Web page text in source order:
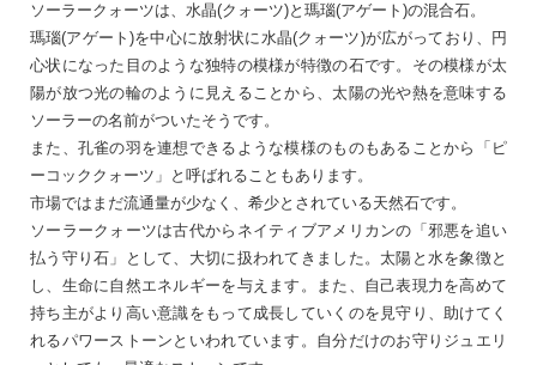
ソーラークォーツは、水晶(クォーツ)と瑪瑙(アゲート)の混合石。
瑪瑙(アゲート)を中心に放射状に水晶(クォーツ)が広がっており、円
心状になった目のような独特の模様が特徴の石です。その模様が太
陽が放つ光の輪のように見えることから、太陽の光や熱を意味する
ソーラーの名前がついたそうです。
また、孔雀の羽を連想できるような模様のものもあることから「ピ
ーコッククォーツ」と呼ばれることもあります。
市場ではまだ流通量が少なく、希少とされている天然石です。
ソーラークォーツは古代からネイティブアメリカンの「邪悪を追い
払う守り石」として、大切に扱われてきました。太陽と水を象徴と
し、生命に自然エネルギーを与えます。また、自己表現力を高めて
持ち主がより高い意識をもって成長していくのを見守り、助けてく
れるパワーストーンといわれています。自分だけのお守りジュエリ